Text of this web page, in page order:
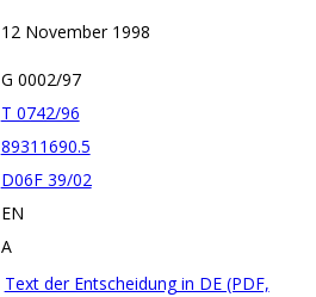
12 November 1998
G 0002/97
T 0742/96
89311690.5
D06F 39/02
EN
A
Text der Entscheidung in DE (PDF,